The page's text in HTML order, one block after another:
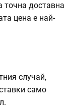
точна доставна
цена е най-
случай,
само